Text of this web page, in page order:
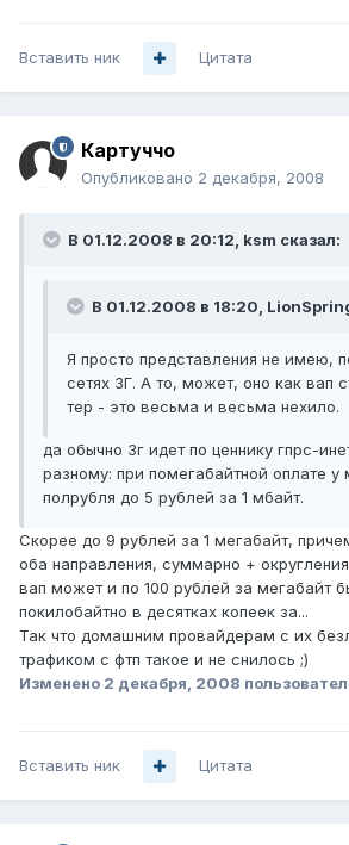
Вставить ник Цитата
Картуччо
Опубликовано 2 декабря, 2008
В 01.12.2008 в 20:12, ksm сказал:
В 01.12.2008 в 18:20,
Я просто представления не имею,
сетях 3Г. А то, может, оно как вап
тер - это весьма и весьма нехило.
да обычно 3г идет по ценнику гпрс-
разному: при помегабайтной оплате у
полрубля до 5 рублей за 1 мбайт.
Скорее до 9 рублей за 1 мегабайт,
оба направления, суммарно +
вап может и по 100 рублей за мегабайт
покилобайтно в десятках копеек за...
Так что домашним провайдерам с их
трафиком с фтп такое и не снилось ;)
Изменено 2 декабря, 2008
Вставить ник Цитата